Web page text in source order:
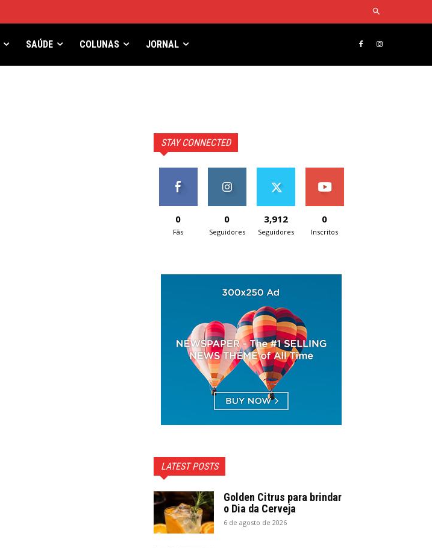
SAÚDE COLUNAS JORNAL
STAY CONNECTED
0
Fãs
0
Seguidores
3,912
Seguidores
0
Inscritos
LATEST POSTS
Golden Citrus para brindar
o Dia da Cerveja
6 de agosto de 2026